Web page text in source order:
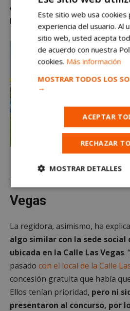
esta magnitud tiene.
lo que corresponde, ya que es
El Alcorcón tendrá que pagar para
La sede social de la
Vegas
La regidora, asimismo, ha
algo similar con la sede social
ubicada en la Calle Las Vegas.
pasado con el local de la Calle
concesión gratuita que había
Ellos tenían prioridad, pero ni
presentaron al concurso, por
Este sitio web usa cookies
experiencia del usuario. Al
sitio web, usted acepta
de acuerdo con nuestra
cookies. Más información
MOSTRAR TODOS LOS
→
ACEPTAR
RECHAZAR
MOSTRAR DETALLES
Cookies
Cookies de
preferencias
Cookies no